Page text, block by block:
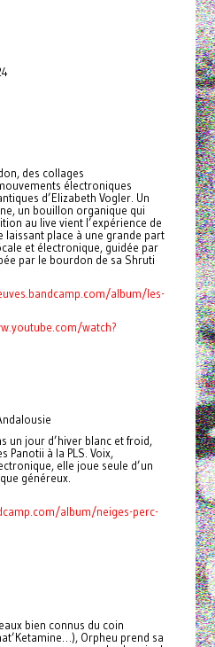
des collages
électroniques
d’Elizabeth Vogler. Un
un bouillon organique qui
au live vient l’expérience de
laissant place à une grande part
et électronique, guidée par
par le bourdon de sa Shruti
album/les-
watch?
un jour d’hiver blanc et froid,
Panotii à la PLS. Voix,
elle joue seule d’un
généreux.
album/neiges-perc-
bien connus du coin
Orpheu prend sa